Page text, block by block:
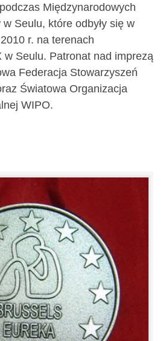
Międzynarodowych
Seulu, które odbyły się w
r. na terenach
w Seulu. Patronat nad imprezą
Federacja Stowarzyszeń
Światowa Organizacja
WIPO.